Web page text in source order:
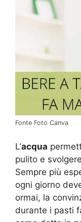
Fonte Foto Canva
L’acqua
pulito e
Sempre più
ogni giorno
ormai, la
durante i pasti